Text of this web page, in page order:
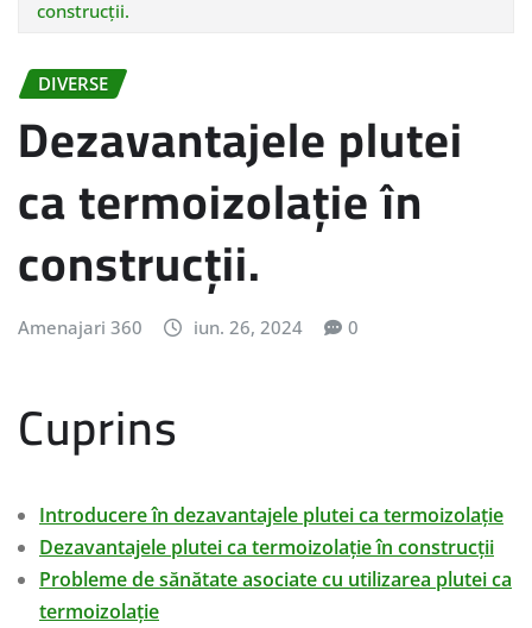
construcții.
DIVERSE
Dezavantajele plutei
ca termoizolație în
construcții.
Amenajari 360 iun. 26, 2024 0
Cuprins
Introducere în dezavantajele plutei ca termoizolație
Dezavantajele plutei ca termoizolație în construcții
Probleme de sănătate asociate cu utilizarea plutei ca
termoizolație